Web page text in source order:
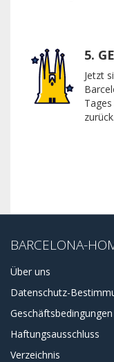
5.
Jetzt
zurück.
BARCELONA-
Über uns
Datenschutz-
Geschäftsbedingungen
Haftungsausschluss
Verzeichnis